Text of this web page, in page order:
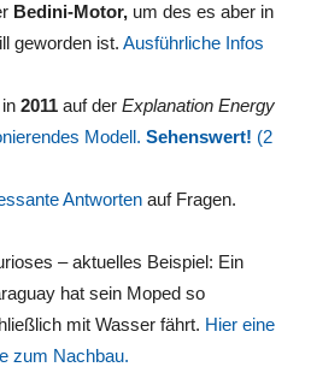
Bedini-Motor, um des es aber in
geworden ist. Ausführliche Infos
2011 auf der Explanation Energy
Modell. Sehenswert! (2
Antworten auf Fragen.
– aktuelles Beispiel: Ein
hat sein Moped so
mit Wasser fährt. Hier eine
zum Nachbau.